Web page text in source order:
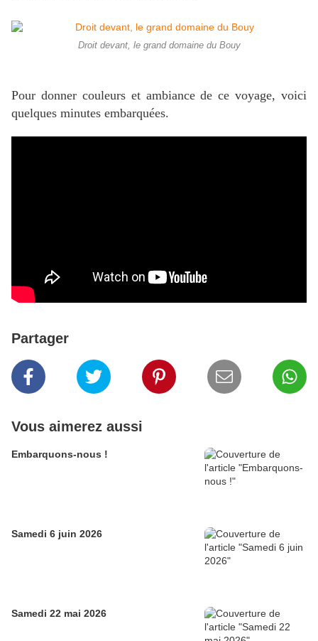
Droit devant, le grand domaine du Bouy
Pour donner couleurs et ambiance de ce voyage, voici
quelques minutes embarquées.
Partager
Vous aimerez aussi
Embarquons-nous !
Samedi 6 juin 2026
Samedi 22 mai 2026